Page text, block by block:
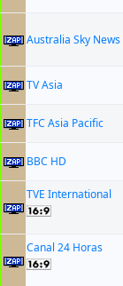
Australia Sky News
TV Asia
TFC Asia Pacific
BBC HD
TVE International
Canal 24 Horas